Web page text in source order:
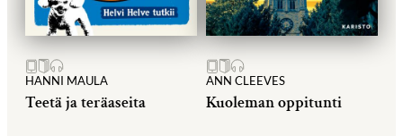
HANNI MAULA
Teetä ja teräaseita
ANN CLEEVES
Kuoleman oppitunti